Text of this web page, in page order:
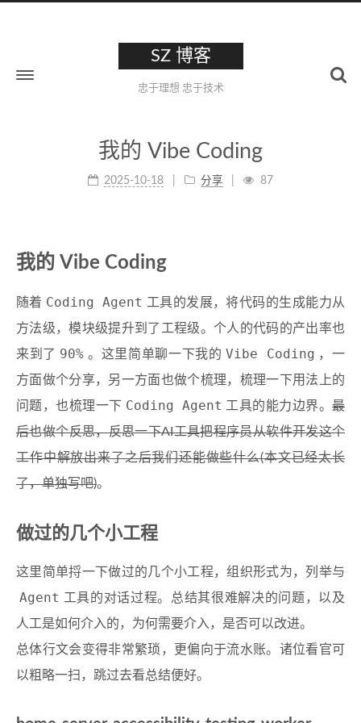
SZ 博客
忠于理想 忠于技术
我的 Vibe Coding
2025-10-18 分享 87
我的 Vibe Coding
随着 Coding Agent 工具的发展，将代码的生成能力从
方法级，模块级提升到了工程级。个人的代码的产出率也
来到了 90% 。这里简单聊一下我的 Vibe Coding ，一
方面做个分享，另一方面也做个梳理，梳理一下用法上的
问题，也梳理一下 Coding Agent 工具的能力边界。最
后也做个反思，反思一下AI工具把程序员从软件开发这个
工作中解放出来了之后我们还能做些什么(本文已经太长
了，单独写吧)。
做过的几个小工程
这里简单捋一下做过的几个小工程，组织形式为，列举与
Agent 工具的对话过程。总结其很难解决的问题，以及
人工是如何介入的，为何需要介入，是否可以改进。
总体行文会变得非常繁琐，更偏向于流水账。诸位看官可
以粗略一扫，跳过去看总结便好。